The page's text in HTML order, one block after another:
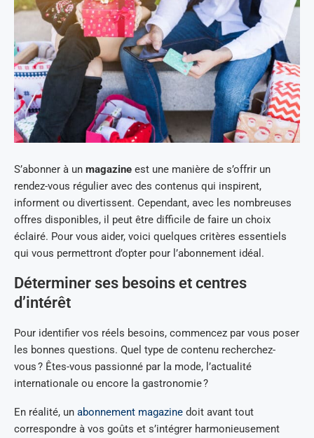
S’abonner à un magazine est une manière de s’offrir un
rendez-vous régulier avec des contenus qui inspirent,
informent ou divertissent. Cependant, avec les nombreuses
offres disponibles, il peut être difficile de faire un choix
éclairé. Pour vous aider, voici quelques critères essentiels
qui vous permettront d’opter pour l’abonnement idéal.
Déterminer ses besoins et centres
d’intérêt
Pour identifier vos réels besoins, commencez par vous poser
les bonnes questions. Quel type de contenu recherchez-
vous ? Êtes-vous passionné par la mode, l’actualité
internationale ou encore la gastronomie ?
En réalité, un abonnement magazine doit avant tout
correspondre à vos goûts et s’intégrer harmonieusement